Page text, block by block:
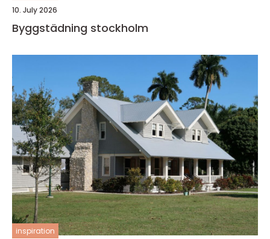
10. July 2026
Byggstädning stockholm
inspiration